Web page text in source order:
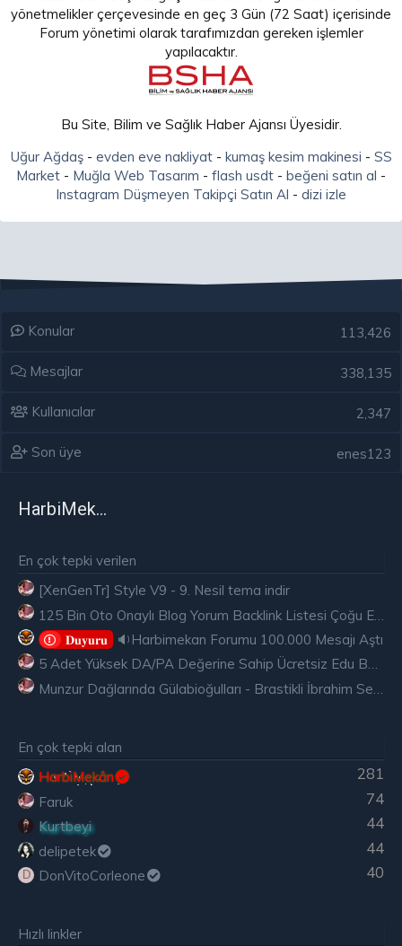
yönetmelikler çerçevesinde en geç 3 Gün (72 Saat) içerisinde
Forum yönetimi olarak tarafımızdan gereken işlemler
yapılacaktır.
Bu Site, Bilim ve Sağlık Haber Ajansı Üyesidir.
Uğur Ağdaş- evden eve nakliyat- kumaş kesim makinesi - SS
Market - Muğla Web Tasarım - flash usdt - beğeni satın al -
Instagram Düşmeyen Takipçi Satın Al - dizi izle
Konular 113,426
Mesajlar 338,135
Kullanıcılar 2,347
Son üye enes123
HarbiMekân
En çok tepki verilen
[XenGenTr] Style V9 - 9. Nesil tema indir
𝐃𝐮𝐲𝐮𝐫𝐮
🔉Harbimekan Forumu 100.000 Mesajı Aştı
5 Adet Yüksek DA/PA Değerine Sahip Ücretsiz Edu Backlink
En çok tepki alan
281
HarbiMekân
74
Faruk
44
Kurtbeyi
44
delipetek
D 40
DonVitoCorleone
Hızlı linkler